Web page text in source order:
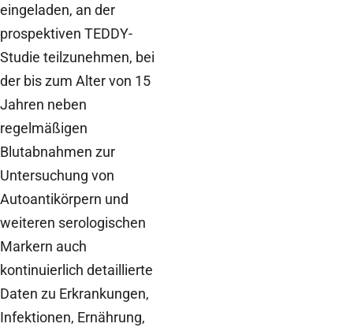
eingeladen, an der
prospektiven TEDDY-
Studie teilzunehmen, bei
der bis zum Alter von 15
Jahren neben
regelmäßigen
Blutabnahmen zur
Untersuchung von
Autoantikörpern und
weiteren serologischen
Markern auch
kontinuierlich detaillierte
Daten zu Erkrankungen,
Infektionen, Ernährung,